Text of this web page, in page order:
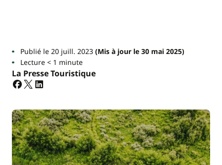
Publié le 20 juill. 2023(Mis à jour le 30 mai 2025)
Lecture < 1 minute
La Presse Touristique